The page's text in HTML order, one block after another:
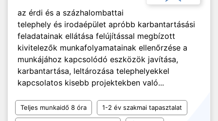
az érdi és a százhalombattai
telephely és irodaépület apróbb karbantartásási
feladatainak ellátása felújítással megbízott
kivitelezők munkafolyamatainak ellenőrzése a
munkájához kapcsolódó eszközök javítása,
karbantartása, leltározása telephelyekkel
kapcsolatos kisebb projektekben való...
Teljes munkaidő 8 óra 1-2 év szakmai tapasztalat